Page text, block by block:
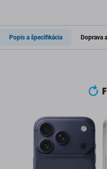
Popis a špecifikácia Doprava